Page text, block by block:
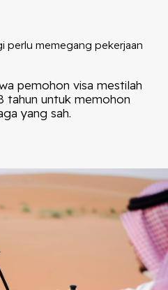
perlu memegang pekerjaan
pemohon visa mestilah
tahun untuk memohon
yang sah.